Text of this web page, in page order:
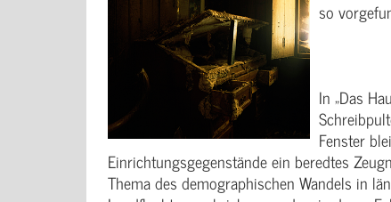
so
In „Das
Fenster
Einrichtungsgegenstände ein beredtes
Thema des demographischen Wandels in